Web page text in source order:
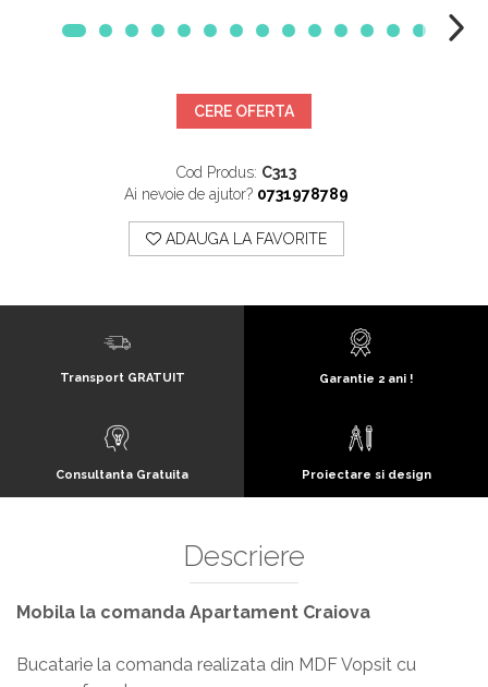
CERE OFERTA
Cod Produs: C313
Ai nevoie de ajutor? 0731978789
ADAUGA LA FAVORITE
Transport GRATUIT Garantie 2 ani !
Consultanta Gratuita Proiectare si design
Descriere
Mobila la comanda Apartament Craiova
Bucatarie la comanda realizata din MDF Vopsit cu